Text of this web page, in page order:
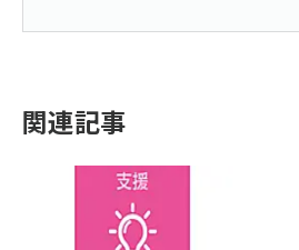
関連記事